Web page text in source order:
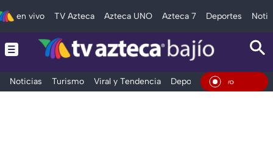
en vivo TV Azteca Azteca UNO Azteca 7 Deportes
Noticias Turismo Viral y Tendencia Deportes Espectáculos
En